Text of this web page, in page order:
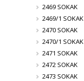
2469 SOKAK
2469/1 SOKAK
2470 SOKAK
2470/1 SOKAK
2471 SOKAK
2472 SOKAK
2473 SOKAK